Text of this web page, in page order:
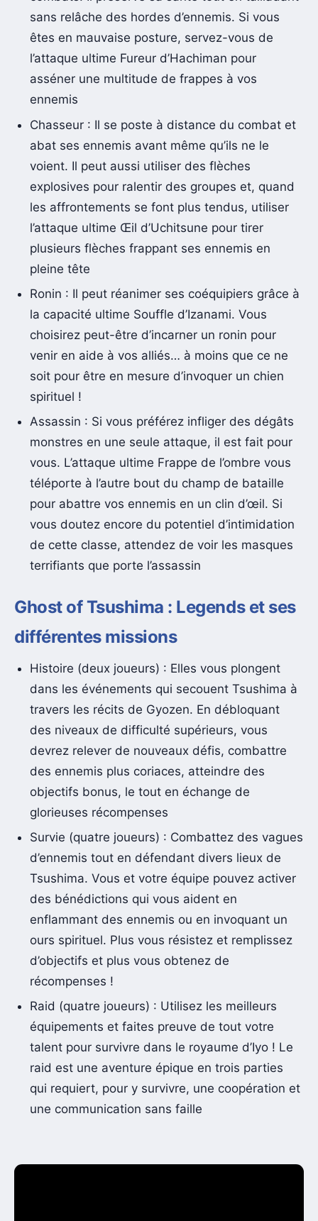
sans relâche des hordes d’ennemis. Si vous
êtes en mauvaise posture, servez-vous de
l’attaque ultime Fureur d’Hachiman pour
asséner une multitude de frappes à vos
ennemis
Chasseur : Il se poste à distance du combat et
abat ses ennemis avant même qu’ils ne le
voient. Il peut aussi utiliser des flèches
explosives pour ralentir des groupes et, quand
les affrontements se font plus tendus, utiliser
l’attaque ultime Œil d’Uchitsune pour tirer
plusieurs flèches frappant ses ennemis en
pleine tête
Ronin : Il peut réanimer ses coéquipiers grâce à
la capacité ultime Souffle d’Izanami. Vous
choisirez peut-être d’incarner un ronin pour
venir en aide à vos alliés… à moins que ce ne
soit pour être en mesure d’invoquer un chien
spirituel !
Assassin : Si vous préférez infliger des dégâts
monstres en une seule attaque, il est fait pour
vous. L’attaque ultime Frappe de l’ombre vous
téléporte à l’autre bout du champ de bataille
pour abattre vos ennemis en un clin d’œil. Si
vous doutez encore du potentiel d’intimidation
de cette classe, attendez de voir les masques
terrifiants que porte l’assassin
Ghost of Tsushima : Legends et ses
différentes missions
Histoire (deux joueurs) : Elles vous plongent
dans les événements qui secouent Tsushima à
travers les récits de Gyozen. En débloquant
des niveaux de difficulté supérieurs, vous
devrez relever de nouveaux défis, combattre
des ennemis plus coriaces, atteindre des
objectifs bonus, le tout en échange de
glorieuses récompenses
Survie (quatre joueurs) : Combattez des vagues
d’ennemis tout en défendant divers lieux de
Tsushima. Vous et votre équipe pouvez activer
des bénédictions qui vous aident en
enflammant des ennemis ou en invoquant un
ours spirituel. Plus vous résistez et remplissez
d’objectifs et plus vous obtenez de
récompenses !
Raid (quatre joueurs) : Utilisez les meilleurs
équipements et faites preuve de tout votre
talent pour survivre dans le royaume d’Iyo ! Le
raid est une aventure épique en trois parties
qui requiert, pour y survivre, une coopération et
une communication sans faille